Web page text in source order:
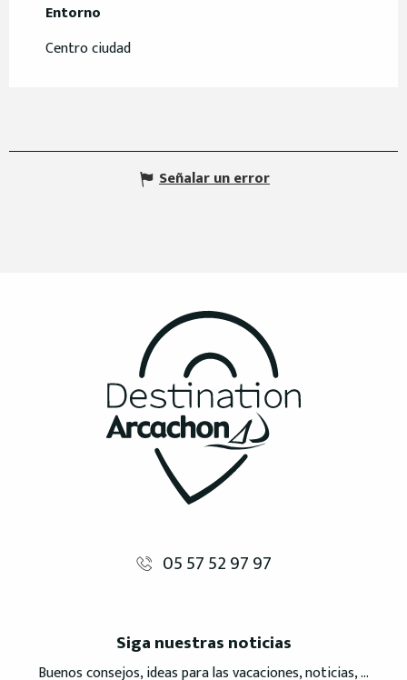
Entorno
Entorno
Centro ciudad
Señalar un error
05 57 52 97 97
Siga nuestras noticias
Buenos consejos, ideas para las vacaciones, noticias, ...